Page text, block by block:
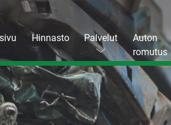
Hinnasto Palvelut
Auton
romutus